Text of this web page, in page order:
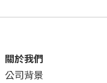
關於我們
公司背景